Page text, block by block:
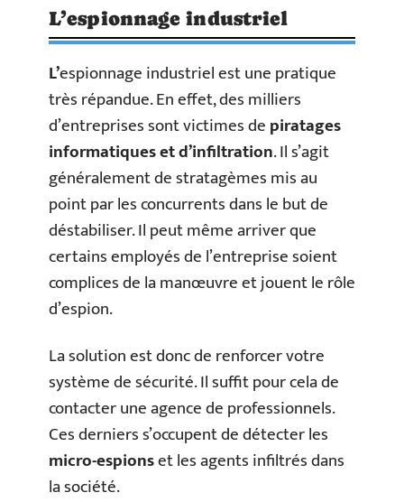
L’espionnage industriel
L’espionnage industriel est une pratique
très répandue. En effet, des milliers
d’entreprises sont victimes depiratages
informatiques et d’infiltration. Il s’agit
généralement de stratagèmes mis au
point par les concurrents dans le but de
déstabiliser. Il peut même arriver que
certains employés de l’entreprise soient
complices de la manœuvre et jouent le rôle
d’espion.
La solution est donc de renforcer votre
système de sécurité. Il suffit pour cela de
contacter une agence de professionnels.
Ces derniers s’occupent de détecter les
micro-espionset les agents infiltrés dans
la société.